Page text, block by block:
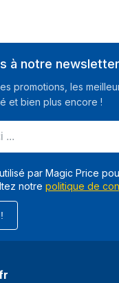
à notre newsletter
promotions, les
et bien plus encore !
par Magic Price
notre politique de